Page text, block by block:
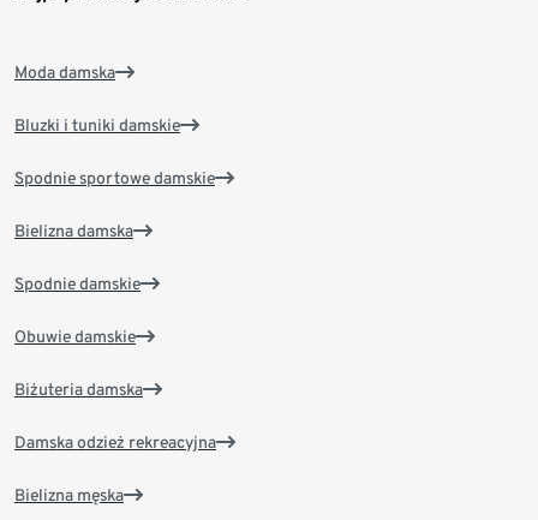
Moda damska
Bluzki i tuniki damskie
Spodnie sportowe damskie
Bielizna damska
Spodnie damskie
Obuwie damskie
Biżuteria damska
Damska odzież rekreacyjna
Bielizna męska